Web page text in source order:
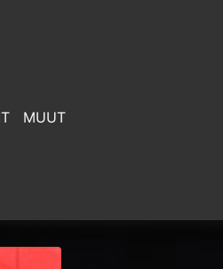
MUUT